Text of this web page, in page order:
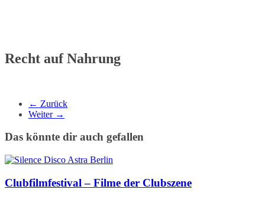
Recht auf Nahrung
← Zurück
Weiter →
Das könnte dir auch gefallen
Clubfilmfestival – Filme der Clubszene